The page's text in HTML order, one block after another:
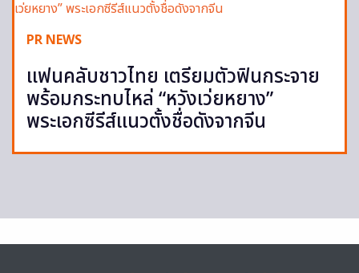
PR NEWS
แฟนคลับชาวไทย เตรียมตัวฟินกระจาย
พร้อมกระทบไหล่ “หวังเว่ยหยาง”
พระเอกซีรีส์แนวตั้งชื่อดังจากจีน